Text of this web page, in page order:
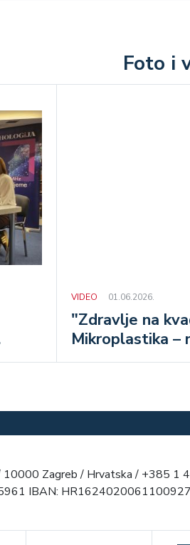
Foto i
VIDEO 01.06.2026.
"Zdravlje na
Mikroplastika –
modernog doba
10000 Zagreb / Hrvatska / +385 1
IBAN: